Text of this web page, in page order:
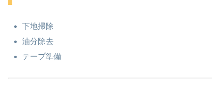
下地掃除
油分除去
テープ準備